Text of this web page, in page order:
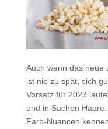
Auch wenn das neue
ist nie zu spät, sich
Vorsatz für 2023
und in Sachen
Farb-Nuancen